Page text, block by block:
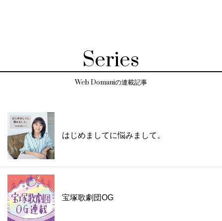
Series
Web Domaniの連載記事
はじめましてに悩みまして。
宝塚歌劇団OG